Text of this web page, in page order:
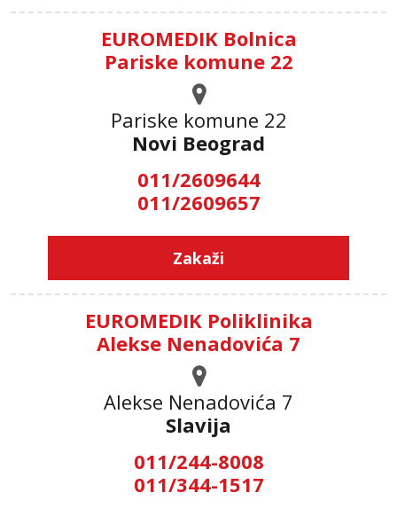
EUROMEDIK Bolnica
Pariske komune 22
Pariske komune 22
Novi Beograd
011/2609644
011/2609657
Zakaži
EUROMEDIK Poliklinika
Alekse Nenadovića 7
Alekse Nenadovića 7
Slavija
011/244-8008
011/344-1517